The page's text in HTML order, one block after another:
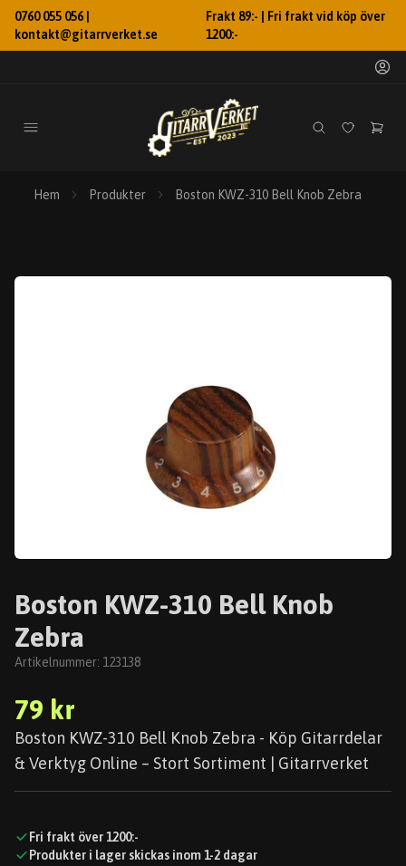
0760 055 056 |
kontakt@gitarrverket.se
Frakt 89:- | Fri frakt vid köp över
1200:-
Hem Produkter Boston KWZ-310 Bell Knob Zebra
Boston KWZ-310 Bell Knob
Zebra
Artikelnummer: 123138
79 kr
Boston KWZ-310 Bell Knob Zebra - Köp Gitarrdelar
& Verktyg Online – Stort Sortiment | Gitarrverket
Fri frakt över 1200:-
Produkter i lager skickas inom 1-2 dagar